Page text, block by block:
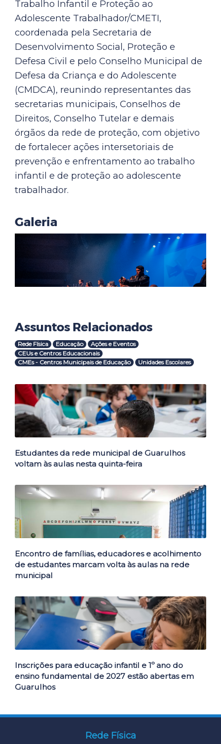
Trabalho Infantil e Proteção ao
Adolescente Trabalhador/CMETI,
coordenada pela Secretaria de
Desenvolvimento Social, Proteção e
Defesa Civil e pelo Conselho Municipal de
Defesa da Criança e do Adolescente
(CMDCA), reunindo representantes das
secretarias municipais, Conselhos de
Direitos, Conselho Tutelar e demais
órgãos da rede de proteção, com objetivo
de fortalecer ações intersetoriais de
prevenção e enfrentamento ao trabalho
infantil e de proteção ao adolescente
trabalhador.
Galeria
Assuntos Relacionados
Rede Física Educação
Ações e Eventos
CEUs e Centros Educacionais
CMEs - Centros Municipais de Educação
Unidades Escolares
Outras Notícias
Estudantes da rede municipal de Guarulhos
voltam às aulas nesta quinta-feira
Encontro de famílias, educadores e acolhimento
de estudantes marcam volta às aulas na rede
municipal
Inscrições para educação infantil e 1º ano do
ensino fundamental de 2027 estão abertas em
Guarulhos
Rede Física